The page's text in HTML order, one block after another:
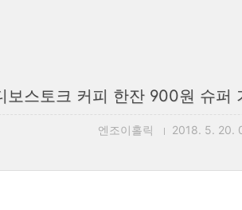
보스토크 커피 한잔 900원 슈
엔조이홀릭 2018. 5. 20.